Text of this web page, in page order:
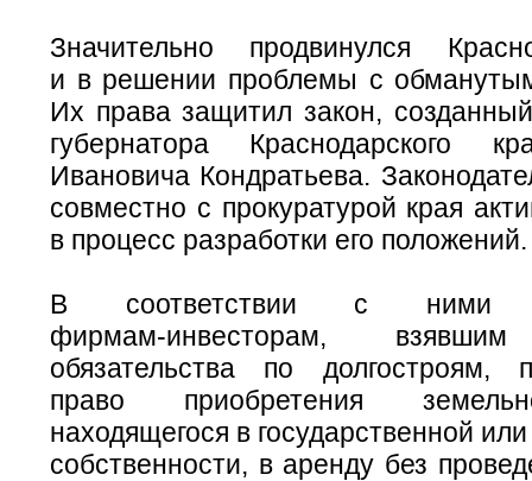
Значительно продвинулся
и в решении проблемы с
Их права защитил закон,
губернатора Краснодарского
Ивановича Кондратьева.
совместно с прокуратурой края
в процесс разработки его положений.
В соответствии с ними
фирмам-инвесторам,
обязательства по долгостроям,
право приобретения
находящегося в государственной
собственности, в аренду без